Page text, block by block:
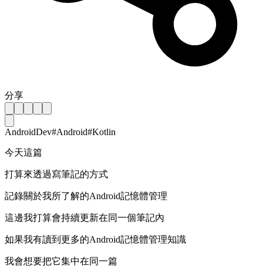
分享
AndroidDev#Android#Kotlin
今天這篇
打算來透過寫筆記的方式
記錄關於我所了解的Android記憶體管理
這邊我打算會持續更新在同一個筆記內
如果我有讀到更多的Android記憶體管理知識
我會想要把它集中在同一篇